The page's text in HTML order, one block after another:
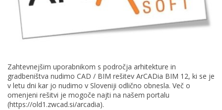
Zahtevnejšim uporabnikom s področja arhitekture in
gradbeništva nudimo CAD / BIM rešitev ArCADia BIM 12, ki se je
v letu dni kar jo nudimo v Sloveniji odlično obnesla. Več o
omenjeni rešitvi je mogoče najti na našem portalu
(https://old1.zwcad.si/arcadia).